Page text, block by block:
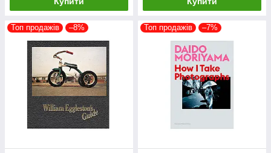
Топ продажів –8% Топ продажів –7%